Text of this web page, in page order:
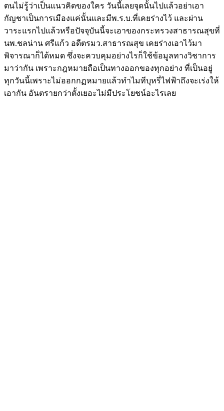
ตนไม่รู้ว่าเป็นแนวคิดของใคร วันนี้เลยจุดนั้นไปแล้วอย่าเอา
กัญชาเป็นการเมืองแค่นั้นและมีพ.ร.บ.ที่เคยร่างไว้ และผ่าน
วาระแรกไปแล้วหรือปัจจุบันนี้จะเอาของกระทรวงสาธารณสุขที่
นพ.ชลน่าน ศรีแก้ว อดีตรมว.สาธารณสุข เคยร่างเอาไว้มา
พิจารณาก็ได้หมด ซึ่งจะควบคุมอย่างไรก็ใช้ข้อมูลทางวิชาการ
มาว่ากัน เพราะกฎหมายถือเป็นทางออกของทุกอย่าง ที่เป็นอยู่
ทุกวันนี้เพราะไม่ออกกฏหมายแล้วทำไมทีบุหรี่ไฟฟ้าถึงจะเร่งให้
เอากัน อันตรายกว่าตั้งเยอะไม่มีประโยชน์อะไรเลย